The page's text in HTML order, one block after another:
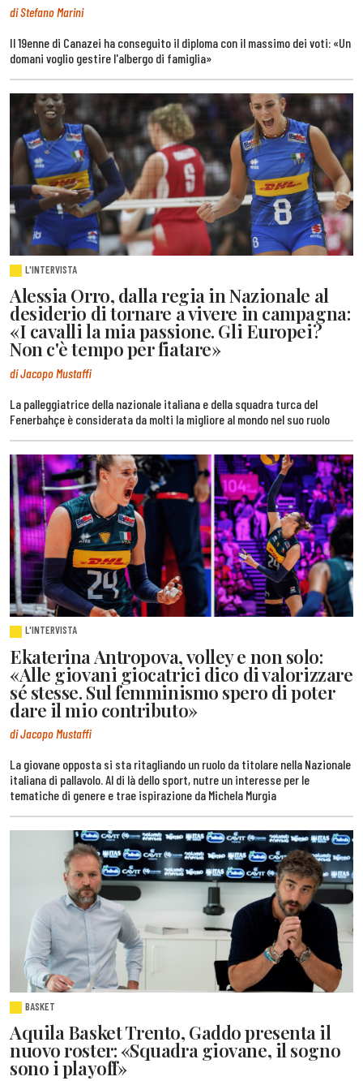
di Stefano Marini
Il 19enne di Canazei ha conseguito il diploma con il massimo dei voti: «Un
domani voglio gestire l'albergo di famiglia»
L'INTERVISTA
Alessia Orro, dalla regia in Nazionale al
desiderio di tornare a vivere in campagna:
«I cavalli la mia passione. Gli Europei?
Non c'è tempo per fiatare»
di Jacopo Mustaffi
La palleggiatrice della nazionale italiana e della squadra turca del
Fenerbahçe è considerata da molti la migliore al mondo nel suo ruolo
L'INTERVISTA
Ekaterina Antropova, volley e non solo:
«Alle giovani giocatrici dico di valorizzare
sé stesse. Sul femminismo spero di poter
dare il mio contributo»
di Jacopo Mustaffi
La giovane opposta si sta ritagliando un ruolo da titolare nella Nazionale
italiana di pallavolo. Al di là dello sport, nutre un interesse per le
tematiche di genere e trae ispirazione da Michela Murgia
BASKET
Aquila Basket Trento, Gaddo presenta il
nuovo roster: «Squadra giovane, il sogno
sono i playoff»